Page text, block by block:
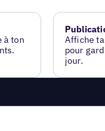
à ton
Affiche
pour
jour.